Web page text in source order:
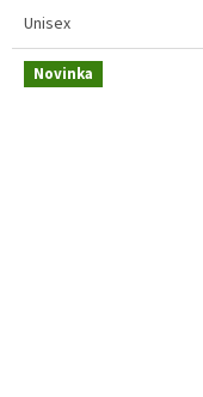
Unisex
Novinka